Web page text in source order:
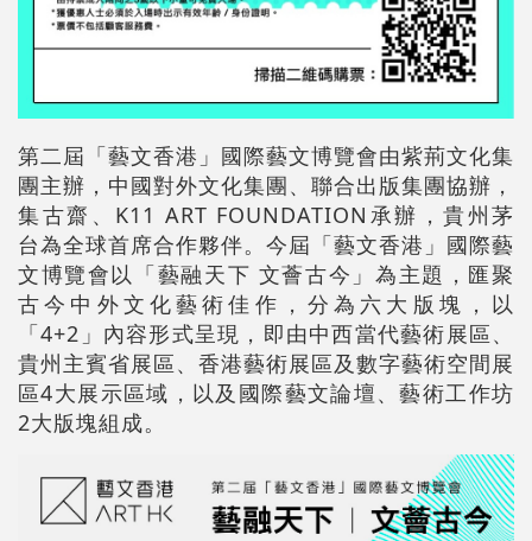
第二屆「藝文香港」國際藝文博覽會由紫荊文化集
團主辦，中國對外文化集團、聯合出版集團協辦，
集古齋、K11 ART FOUNDATION承辦，貴州茅
台為全球首席合作夥伴。今屆「藝文香港」國際藝
文博覽會以「藝融天下 文薈古今」為主題，匯聚
古今中外文化藝術佳作，分為六大版塊，以
「4+2」內容形式呈現，即由中西當代藝術展區、
貴州主賓省展區、香港藝術展區及數字藝術空間展
區4大展示區域，以及國際藝文論壇、藝術工作坊
2大版塊組成。